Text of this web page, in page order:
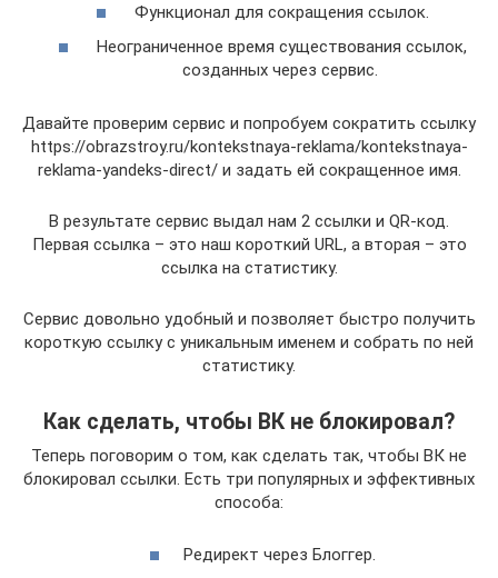
Функционал для сокращения ссылок.
Неограниченное время существования ссылок,
созданных через сервис.
Давайте проверим сервис и попробуем сократить ссылку
https://obrazstroy.ru/kontekstnaya-reklama/kontekstnaya-
reklama-yandeks-direct/ и задать ей сокращенное имя.
В результате сервис выдал нам 2 ссылки и QR-код.
Первая ссылка – это наш короткий URL, а вторая – это
ссылка на статистику.
Сервис довольно удобный и позволяет быстро получить
короткую ссылку с уникальным именем и собрать по ней
статистику.
Как сделать, чтобы ВК не блокировал?
Теперь поговорим о том, как сделать так, чтобы ВК не
блокировал ссылки. Есть три популярных и эффективных
способа:
Редирект через Блоггер.